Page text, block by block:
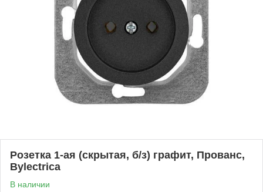
Розетка 1-ая (скрытая, б/з) графит, Прованс,
Bylectrica
В наличии